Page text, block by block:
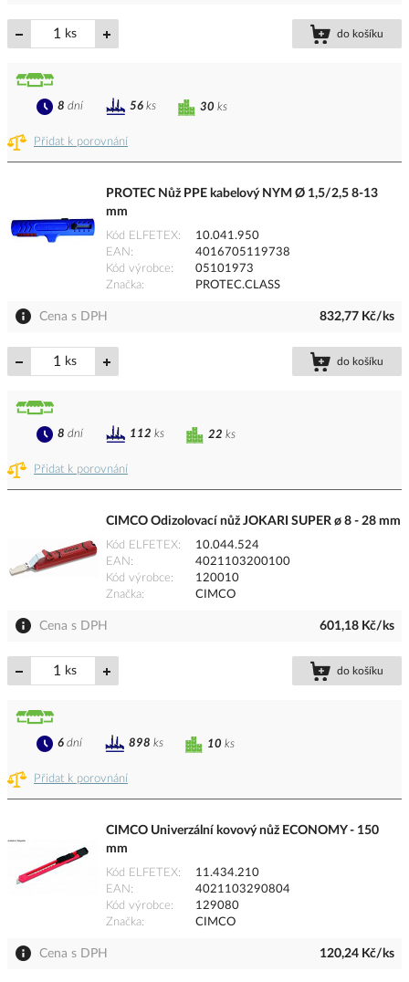
ks do košíku
Přidat k porovnání
30 ks
8 dní 56 ks
PROTEC Nůž PPE kabelový NYM Ø 1,5/2,5 8-13
mm
Kód ELFETEX
10.041.950
EAN
4016705119738
Kód výrobce
05101973
Značka
PROTEC.CLASS
Cena s DPH 832,77 Kč/ks
ks do košíku
Přidat k porovnání
22 ks
8 dní 112 ks
CIMCO Odizolovací nůž JOKARI SUPER ø 8 - 28 mm
Kód ELFETEX
10.044.524
EAN
4021103200100
Kód výrobce
120010
Značka
CIMCO
Cena s DPH 601,18 Kč/ks
ks do košíku
Přidat k porovnání
10 ks
6 dní 898 ks
CIMCO Univerzální kovový nůž ECONOMY - 150
mm
Kód ELFETEX
11.434.210
EAN
4021103290804
Kód výrobce
129080
Značka
CIMCO
Cena s DPH 120,24 Kč/ks